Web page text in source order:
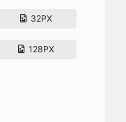
32PX
128PX